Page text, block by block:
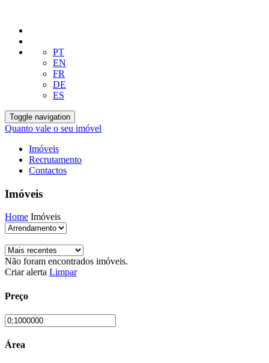
PT
EN
FR
DE
ES
Toggle navigation
Quanto vale o seu imóvel
Imóveis
Recrutamento
Contactos
Imóveis
Home Imóveis
Não foram encontrados imóveis.
Criar alerta Limpar
Preço
Área